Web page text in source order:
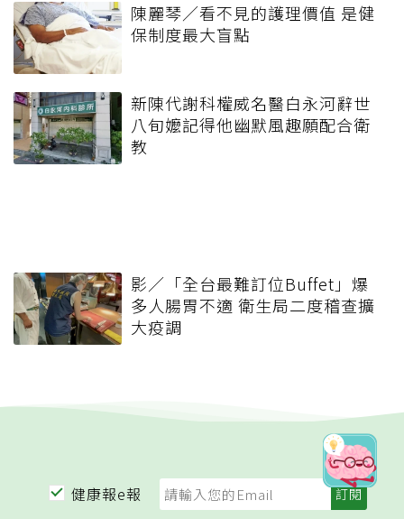
陳麗琴／看不見的護理價值 是健
保制度最大盲點
新陳代謝科權威名醫白永河辭世
八旬嬤記得他幽默風趣願配合衛
教
影／「全台最難訂位Buffet」爆
多人腸胃不適 衛生局二度稽查擴
大疫調
健康報e報